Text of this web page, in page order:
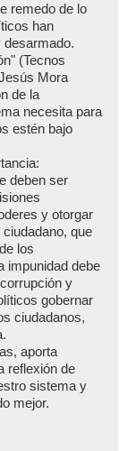
remedo de lo
han
desarmado.
(Tecnos
Mora
de la
necesita para
estén bajo
deben ser
y otorgar
que
los
impunidad debe
y
gobernar
ciudadanos,
aporta
reflexión de
sistema y
mejor.